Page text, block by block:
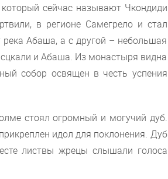
сейчас называют Чкондиди
в регионе Самегрело и стал
Абаша, а с другой – небольшая
и Абаша. Из монастыря видна
собор освящен в честь успения
стоял огромный и могучий дуб.
идол для поклонения. Дуб
листвы жрецы слышали голоса